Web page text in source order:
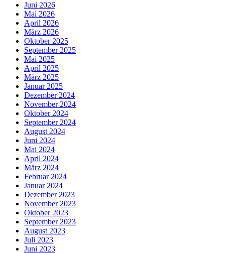
Juni 2026
Mai 2026
April 2026
März 2026
Oktober 2025
September 2025
Mai 2025
April 2025
März 2025
Januar 2025
Dezember 2024
November 2024
Oktober 2024
September 2024
August 2024
Juni 2024
Mai 2024
April 2024
März 2024
Februar 2024
Januar 2024
Dezember 2023
November 2023
Oktober 2023
September 2023
August 2023
Juli 2023
Juni 2023